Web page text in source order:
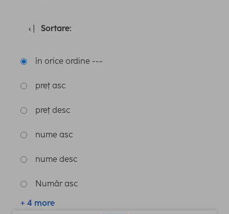
Sortare:
în orice ordine ---
preț asc
preț desc
nume asc
nume desc
Număr asc
+ 4 more